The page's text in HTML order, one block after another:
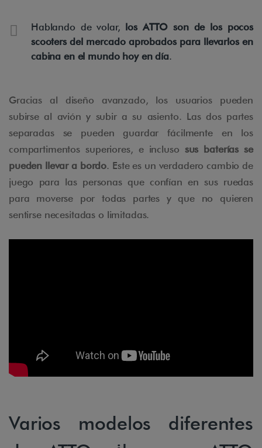
Hablando de volar, los ATTO son de los pocos
scooters del mercado aprobados para llevarlos en
cabina en el mundo hoy en día.
Gracias al diseño avanzado, los usuarios pueden
subirse al avión y subir a su asiento. Las dos partes
separadas se pueden guardar fácilmente en los
compartimentos superiores, e incluso sus baterías se
pueden llevar a bordo. Este es un verdadero cambio de
juego para las personas que confían en sus ruedas
para moverse por todas partes y que no quieren
sentirse necesitadas o limitadas.
Varios modelos diferentes